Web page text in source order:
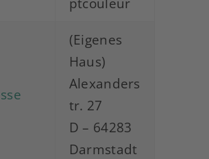
(Eigenes
Haus)
Alexanders
tr. 27
D – 64283
Darmstadt